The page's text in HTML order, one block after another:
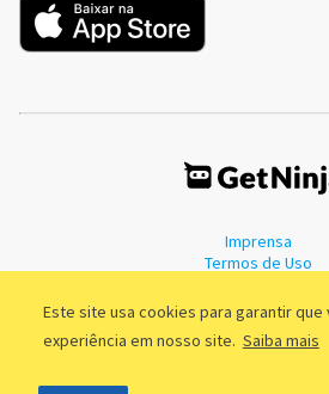
Este site usa cookies para garantir
experiência em nosso site. Saiba mais
Imprensa
Termos de Uso
©2011 - 2026, GetNinjas LTDA. CNPJ